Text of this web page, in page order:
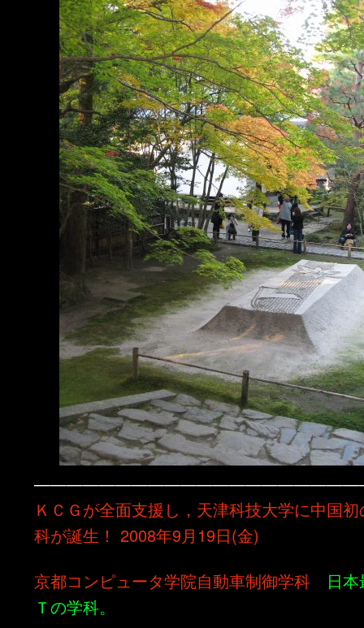
ＫＣＧが全面支援し，天津科技大学に中国
科が誕生！ 2008年9月19日(金)
京都コンピュータ学院自動車制御学科 日本
Ｔの学科。